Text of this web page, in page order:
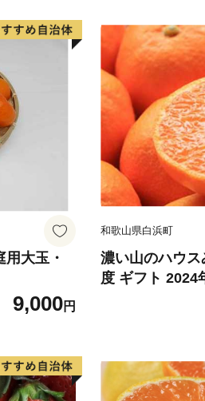
大玉・
9,000円
和歌山県白浜町
濃い山のハウ
度 ギフト 2024